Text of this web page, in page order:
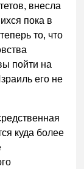
внесла
пока в
то, что
пойти на
его не
куда более